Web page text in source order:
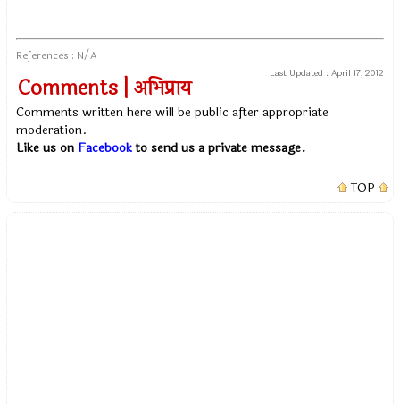
References : N/A
Last Updated : April 17, 2012
Comments | अभिप्राय
Comments written here will be public after appropriate
moderation.
Like us on Facebookto send us a private message.
TOP